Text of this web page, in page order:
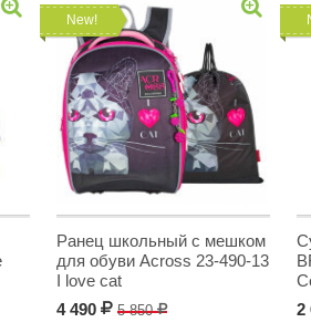
New!
Ранец школьный с мешком
для обуви Across 23-490-13
I love cat
4 490 Р 5 850Р
2